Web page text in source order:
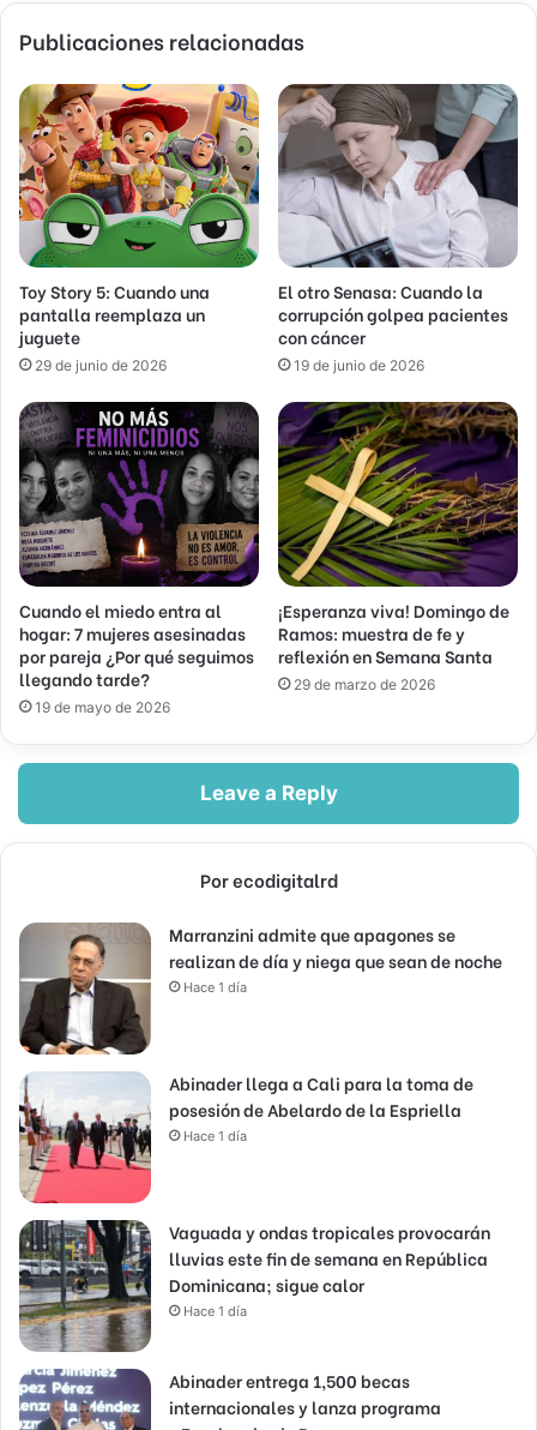
Publicaciones relacionadas
Toy Story 5: Cuando una
pantalla reemplaza un
juguete
29 de junio de 2026
El otro Senasa: Cuando la
corrupción golpea pacientes
con cáncer
19 de junio de 2026
Cuando el miedo entra al
hogar: 7 mujeres asesinadas
por pareja ¿Por qué seguimos
llegando tarde?
19 de mayo de 2026
¡Esperanza viva! Domingo de
Ramos: muestra de fe y
reflexión en Semana Santa
29 de marzo de 2026
Leave a Reply
Por ecodigitalrd
Marranzini admite que apagones se
realizan de día y niega que sean de noche
Hace 1 día
Abinader llega a Cali para la toma de
posesión de Abelardo de la Espriella
Hace 1 día
Vaguada y ondas tropicales provocarán
lluvias este fin de semana en República
Dominicana; sigue calor
Hace 1 día
Abinader entrega 1,500 becas
internacionales y lanza programa